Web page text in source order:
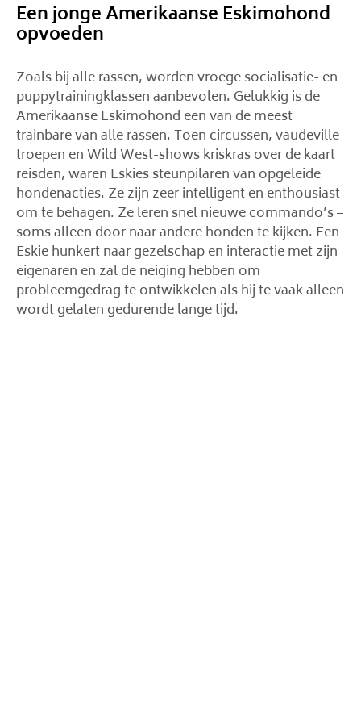
Een jonge Amerikaanse Eskimohond
opvoeden
Zoals bij alle rassen, worden vroege socialisatie- en
puppytrainingklassen aanbevolen. Gelukkig is de
Amerikaanse Eskimohond een van de meest
trainbare van alle rassen. Toen circussen, vaudeville-
troepen en Wild West-shows kriskras over de kaart
reisden, waren Eskies steunpilaren van opgeleide
hondenacties. Ze zijn zeer intelligent en enthousiast
om te behagen. Ze leren snel nieuwe commando’s –
soms alleen door naar andere honden te kijken. Een
Eskie hunkert naar gezelschap en interactie met zijn
eigenaren en zal de neiging hebben om
probleemgedrag te ontwikkelen als hij te vaak alleen
wordt gelaten gedurende lange tijd.